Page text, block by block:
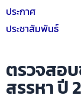
ประกาศ
ประชาสัมพันธ์
ตรวจสอ
สรรหา ปี